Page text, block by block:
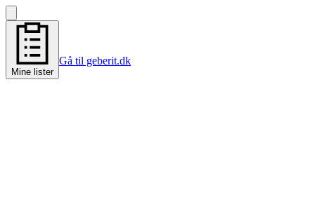
Mine lister
Gå til geberit.dk